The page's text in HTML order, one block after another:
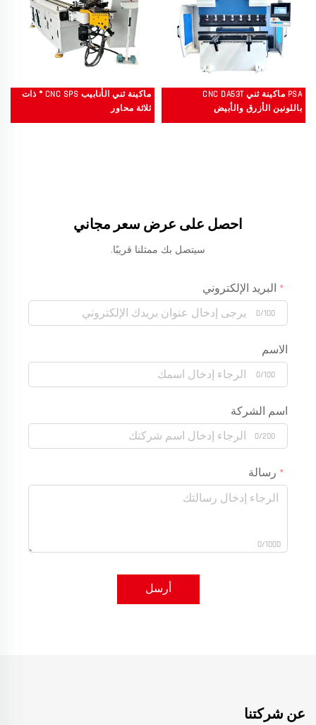
PSA ماكينة ثني CNC DA53T
باللونين الأزرق والأبيض
ماكينة ثني الأنابيب CNC SPS ® ذات
ثلاثة محاور
احصل على عرض سعر مجاني
سيتصل بك ممثلنا قريبًا.
البريد الإلكتروني
0/100
الاسم
0/100
اسم الشركة
0/200
رسالة
0/1000
أرسل
عن شركتنا